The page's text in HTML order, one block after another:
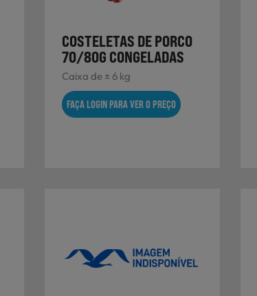
COSTELETAS DE PORCO
70/80G CONGELADAS
Caixa de ± 6 kg
FAÇA LOGIN PARA VER O PREÇO